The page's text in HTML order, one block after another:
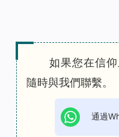
如果您在信
隨時與我們聯繫。
通過